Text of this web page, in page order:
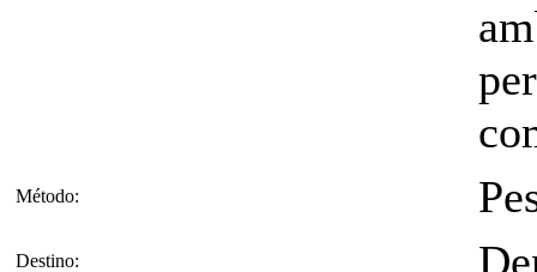
Método:
Destino: